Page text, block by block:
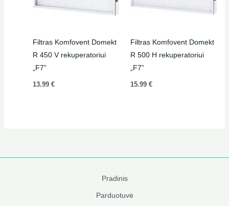
Filtras Komfovent Domekt
R 450 V rekuperatoriui
„F7”
13.99 €
Filtras Komfovent Domekt
R 500 H rekuperatoriui
„F7”
15.99 €
Pradinis
Parduotuvė